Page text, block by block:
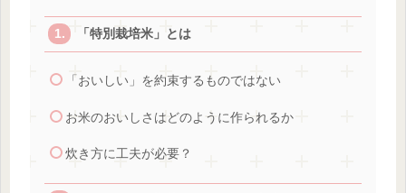
「特別栽培米」とは
「おいしい」を約束するものではない
お米のおいしさはどのように作られるか
炊き方に工夫が必要？